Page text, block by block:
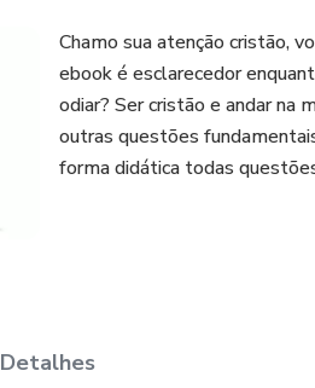
Chamo sua atenção cristão,
ebook é esclarecedor
odiar? Ser cristão e andar na
outras questões
forma didática todas
Detalhes